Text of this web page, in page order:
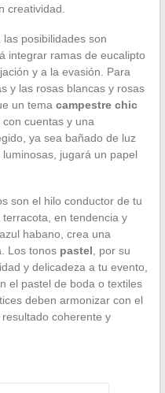
creatividad.
las posibilidades son
integrar ramas de eucalipto
y a la evasión. Para
y las rosas blancas y rosas
un tema campestre chic
cuentas y una
ya sea bañado de luz
jugará un papel
son el hilo conductor de tu
en tendencia y
habano, crea una
Los tonos pastel , por su
y delicadeza a tu evento,
el pastel de boda o textiles
deben armonizar con el
coherente y